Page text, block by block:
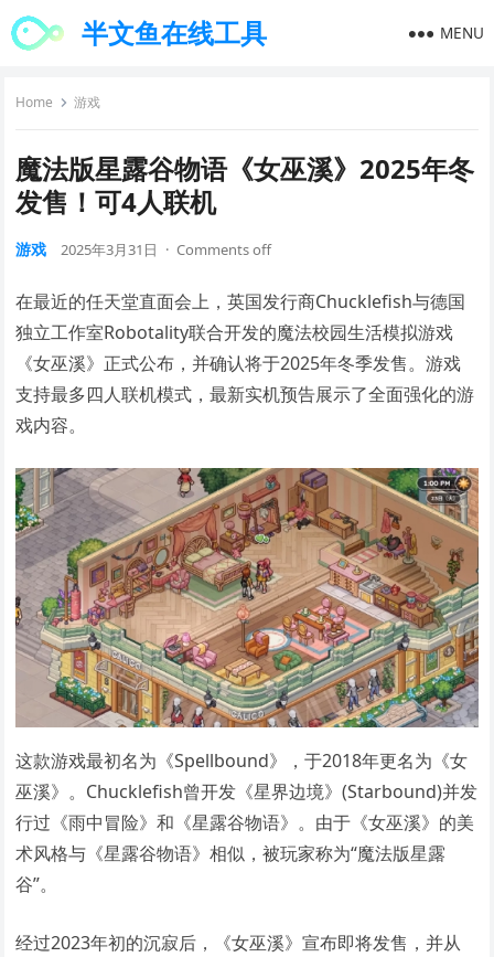
半文鱼在线工具 MENU
Home 游戏
魔法版星露谷物语《女巫溪》2025年冬
发售！可4人联机
游戏 2025年3月31日 · Comments off
在最近的任天堂直面会上，英国发行商Chucklefish与德国
独立工作室Robotality联合开发的魔法校园生活模拟游戏
《女巫溪》正式公布，并确认将于2025年冬季发售。游戏
支持最多四人联机模式，最新实机预告展示了全面强化的游
戏内容。
这款游戏最初名为《Spellbound》，于2018年更名为《女
巫溪》。Chucklefish曾开发《星界边境》(Starbound)并发
行过《雨中冒险》和《星露谷物语》。由于《女巫溪》的美
术风格与《星露谷物语》相似，被玩家称为“魔法版星露
谷”。
经过2023年初的沉寂后，《女巫溪》宣布即将发售，并从